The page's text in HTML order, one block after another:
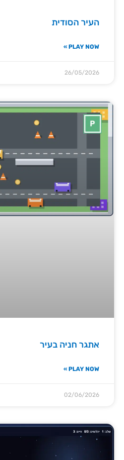
העיר הסודית
PLAY NOW »
26/05/2026
אתגר חניה בעיר
PLAY NOW »
02/06/2026